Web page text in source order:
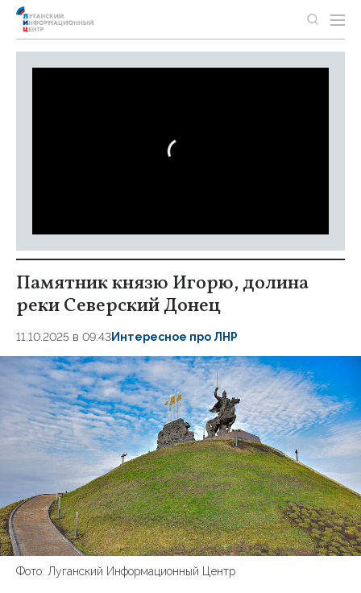
Памятник князю Игорю, долина
реки Северский Донец
11.10.2025 в 09:43Интересное про ЛНР
Фото: Луганский Информационный Центр